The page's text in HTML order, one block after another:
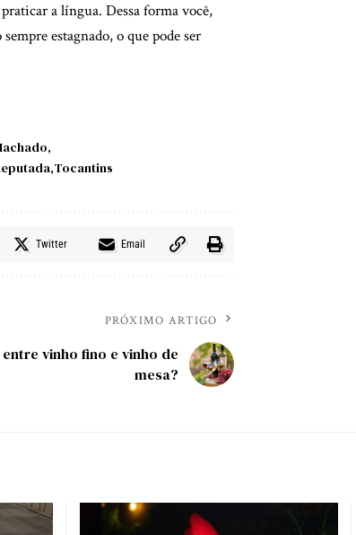
a língua. Dessa forma você,
estagnado, o que pode ser
Tocantins
Twitter Email
PRÓXIMO ARTIGO
vinho fino e vinho de
mesa?